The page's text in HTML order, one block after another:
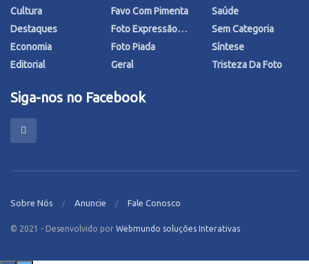
Cultura
Destaques
Economia
Editorial
Favo Com Pimenta
Foto Expressão…
Foto Piada
Geral
Saúde
Sem Categoria
Síntese
Tristeza Da Foto
Siga-nos no Facebook
Sobre Nós Anuncie Fale Conosco
© 2021 - Desenvolvido por Webmundo soluções Interativas